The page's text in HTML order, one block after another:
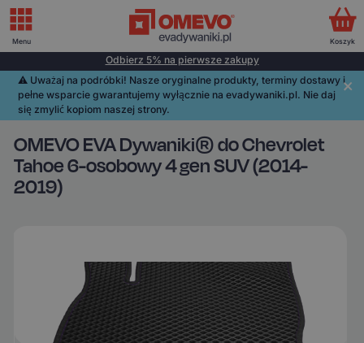
Odbierz 5% na pierwsze zakupy
⚠️️ Uważaj na podróbki! Nasze oryginalne produkty, terminy dostawy i
pełne wsparcie gwarantujemy wyłącznie na evadywaniki.pl. Nie daj
się zmylić kopiom naszej strony.
OMEVO EVA Dywaniki® do Chevrolet
Tahoe 6-osobowy 4 gen SUV (2014-
2019)
Menu Koszyk